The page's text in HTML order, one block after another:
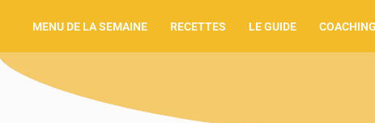
MENU DE LA SEMAINE RECETTES LE GUIDE COACHING